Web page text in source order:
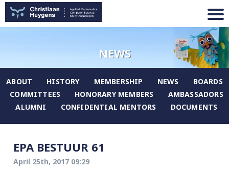
NEWS
ABOUT HISTORY MEMBERSHIP NEWS
BOARDS
COMMITTEES
HONORARY MEMBERS
AMBASSADORS
ALUMNI
CONFIDENTIAL MENTORS DOCUMENTS
EPA BESTUUR 61
April 25th, 2017 09:29